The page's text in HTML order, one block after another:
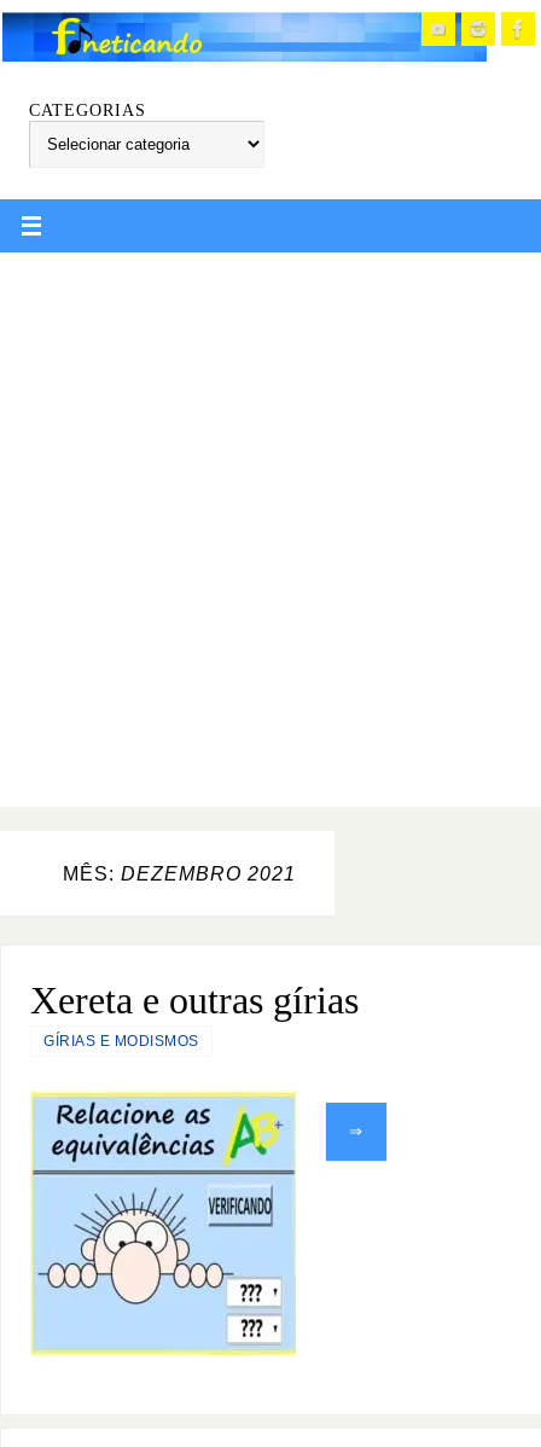
CATEGORIAS
MÊS: DEZEMBRO 2021
Xereta e outras gírias
GÍRIAS E MODISMOS
⇒